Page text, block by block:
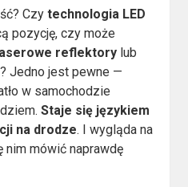
Czytechnologia LED
pozycję, czy może
laserowe reflektory lub
? Jedno jest pewne —
w samochodzie
Staje się językiem
na drodze. I wygląda na
nim mówić naprawdę